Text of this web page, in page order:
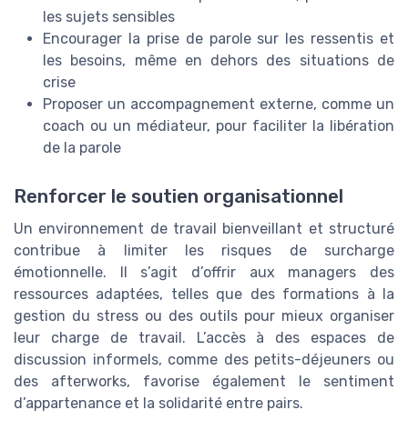
les sujets sensibles
Encourager la prise de parole sur les ressentis et
les besoins, même en dehors des situations de
crise
Proposer un accompagnement externe, comme un
coach ou un médiateur, pour faciliter la libération
de la parole
Renforcer le soutien organisationnel
Un environnement de travail bienveillant et structuré
contribue à limiter les risques de surcharge
émotionnelle. Il s’agit d’offrir aux managers des
ressources adaptées, telles que des formations à la
gestion du stress ou des outils pour mieux organiser
leur charge de travail. L’accès à des espaces de
discussion informels, comme des petits-déjeuners ou
des afterworks, favorise également le sentiment
d’appartenance et la solidarité entre pairs.